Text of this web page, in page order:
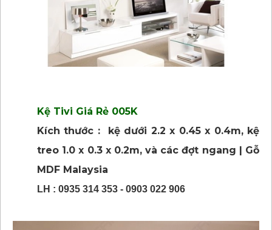
Kệ Tivi Giá Rẻ 005K
Kích thước : kệ dưới 2.2 x 0.45 x 0.4m, kệ
treo 1.0 x 0.3 x 0.2m, và các đợt ngang | Gỗ
MDF Malaysia
LH : 0935 314 353 - 0903 022 906